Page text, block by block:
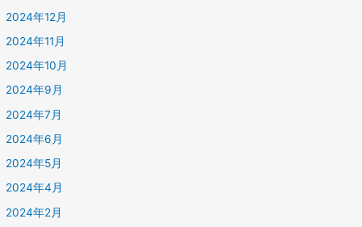
2024年12月
2024年11月
2024年10月
2024年9月
2024年7月
2024年6月
2024年5月
2024年4月
2024年2月